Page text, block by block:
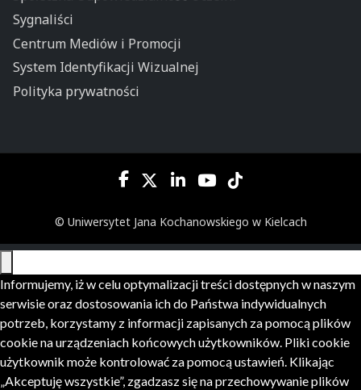
Sygnaliści
Centrum Mediów i Promocji
System Identyfikacji Wizualnej
Polityka prywatności
© Uniwersytet Jana Kochanowskiego w Kielcach
Informujemy, iż w celu optymalizacji treści dostępnych w naszym
serwisie oraz dostosowania ich do Państwa indywidualnych
potrzeb, korzystamy z informacji zapisanych za pomocą plików
cookie na urządzeniach końcowych użytkowników. Pliki cookie
użytkownik może kontrolować za pomocą ustawień. Klikając
„Akceptuję wszystkie”, zgadzasz się na przechowywanie plików